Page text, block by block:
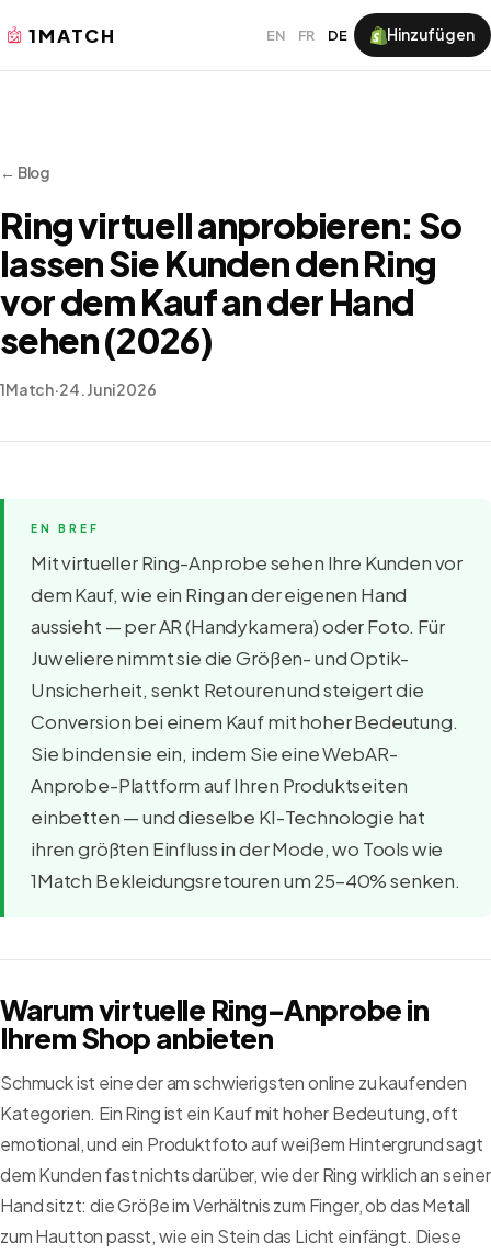
1MATCH EN FR DE Hinzufügen
← Blog
Ring virtuell anprobieren: So
lassen Sie Kunden den Ring
vor dem Kauf an der Hand
sehen (2026)
1Match·24. Juni 2026
Mit virtueller Ring-Anprobe sehen Ihre Kunden vor
dem Kauf, wie ein Ring an der eigenen Hand
aussieht — per AR (Handykamera) oder Foto. Für
Juweliere nimmt sie die Größen- und Optik-
Unsicherheit, senkt Retouren und steigert die
Conversion bei einem Kauf mit hoher Bedeutung.
Sie binden sie ein, indem Sie eine WebAR-
Anprobe-Plattform auf Ihren Produktseiten
einbetten — und dieselbe KI-Technologie hat
ihren größten Einfluss in der Mode, wo Tools wie
1Match Bekleidungsretouren um 25–40% senken.
Warum virtuelle Ring-Anprobe in
Ihrem Shop anbieten
Schmuck ist eine der am schwierigsten online zu kaufenden
Kategorien. Ein Ring ist ein Kauf mit hoher Bedeutung, oft
emotional, und ein Produktfoto auf weißem Hintergrund sagt
dem Kunden fast nichts darüber, wie der Ring wirklich an seiner
Hand sitzt: die Größe im Verhältnis zum Finger, ob das Metall
zum Hautton passt, wie ein Stein das Licht einfängt. Diese